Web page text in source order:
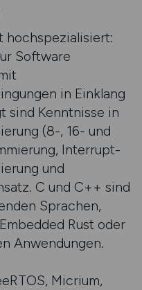
hochspezialisiert:
Software
in Einklang
sind Kenntnisse in
(8-, 16- und
Interrupt-
und
C und C++ sind
Sprachen,
Rust oder
Anwendungen.
Micrium,